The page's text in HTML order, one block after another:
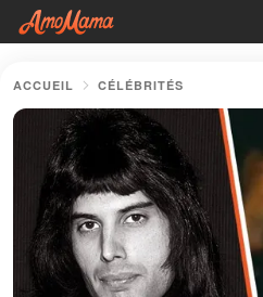
ACCUEIL CÉLÉBRITÉS